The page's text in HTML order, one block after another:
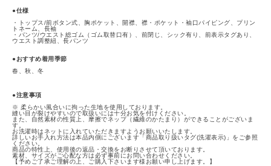
●仕様
・トップス/前ボタン式、胸ポケット、開襟、襟・ポケット・袖口パイピング、プリン
トネーム、長袖
・パンツ/ウエスト総ゴム（ゴム取替口有）、前閉じ、シック有り、前表示タグあり、
ウエスト調整紐、長パンツ
●おすすめ着用季節
春、秋、冬
●注意事項
※ 柔らかい風合いに拘った生地を使用しております。
縫い目が裂けやすいので取扱いには十分お気を付けください。
また、自然素材の性質上、摩擦でネップ（繊維のかたまり）ができることがございま
す。
お洗濯時はネットに入れていただきますようお願いいたします。
詳しいお手入れ方法は本品内側にございます「商品取り扱いタグ(洗濯表示)」をご参照
ください。
商品の特性上、使用後の返品・交換をお断りさせて頂いております。
素材、サイズがご心配な方は必ず事前にお問い合わせください。
【予めご了承ご理解の上、ご購入下さいます様お願い申し上げます。】